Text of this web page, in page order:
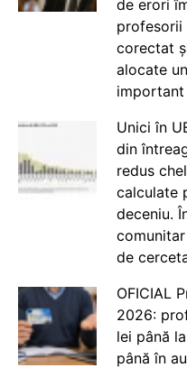
de erori
profesorii
corectat
alocate
important
Unici în
din
redus
calculate
deceniu.
de
OFICIAL
2026:
lei până
până în